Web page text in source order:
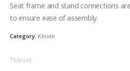
Seat frame and stand connections
to ensure ease of assembly.
Category: Kënde
Teleset